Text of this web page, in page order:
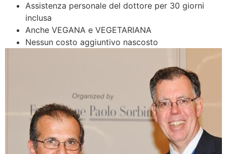
Assistenza personale del dottore per 30 giorni
inclusa
Anche VEGANA e VEGETARIANA
Nessun costo aggiuntivo nascosto